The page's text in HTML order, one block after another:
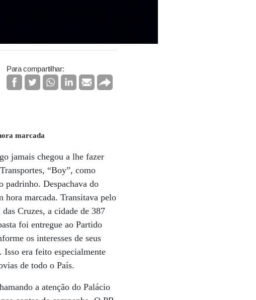
Para compartilhar:
marcada
jamais chegou a lhe fazer
“Boy”, como
padrinho. Despachava do
hora marcada. Transitava pelo
Cruzes, a cidade de 387
foi entregue ao Partido
os interesses de seus
Isso era feito especialmente
de todo o País.
a atenção do Palácio